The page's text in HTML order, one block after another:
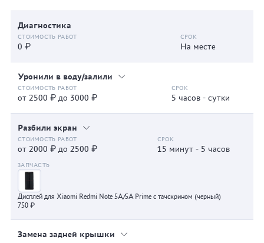
Диагностика
0 ₽ На месте
Уронили в воду/залили
от 2500 ₽ до 3000 ₽ 5 часов - сутки
Разбили экран
от 2000 ₽ до 2500 ₽ 15 минут - 5 часов
Дисплей для Xiaomi Redmi Note 5A/5A Prime с тачскрином (черный)
750 ₽
Замена задней крышки